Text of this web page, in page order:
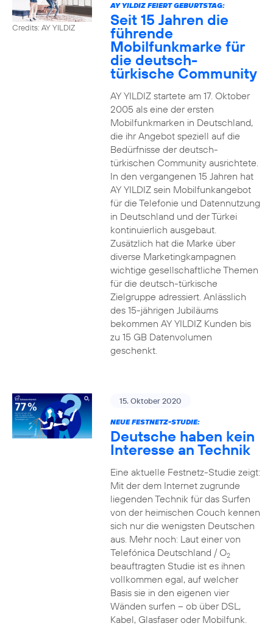
Credits: AY YILDIZ
AY YILDIZ FEIERT GEBURTSTAG:
Seit 15 Jahren die
führende
Mobilfunkmarke für
die deutsch-
türkische Community
AY YILDIZ startete am 17. Oktober
2005 als eine der ersten
Mobilfunkmarken in Deutschland,
die ihr Angebot speziell auf die
Bedürfnisse der deutsch-
türkischen Community ausrichtete.
In den vergangenen 15 Jahren hat
AY YILDIZ sein Mobilfunkangebot
für die Telefonie und Datennutzung
in Deutschland und der Türkei
kontinuierlich ausgebaut.
Zusätzlich hat die Marke über
diverse Marketingkampagnen
wichtige gesellschaftliche Themen
für die deutsch-türkische
Zielgruppe adressiert. Anlässlich
des 15-jährigen Jubiläums
bekommen AY YILDIZ Kunden bis
zu 15 GB Datenvolumen
geschenkt.
15. Oktober 2020
NEUE FESTNETZ-STUDIE:
Deutsche haben kein
Interesse an Technik
Eine aktuelle Festnetz-Studie zeigt:
Mit der dem Internet zugrunde
liegenden Technik für das Surfen
von der heimischen Couch kennen
sich nur die wenigsten Deutschen
aus. Mehr noch: Laut einer von
Telefónica Deutschland / O2
beauftragten Studie ist es ihnen
vollkommen egal, auf welcher
Basis sie in den eigenen vier
Wänden surfen – ob über DSL,
Kabel, Glasfaser oder Mobilfunk.